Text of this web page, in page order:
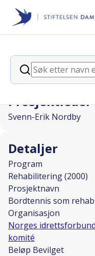
Stiftelsen Dam
Søk
back
Bordtennis
Prosjektleder
Svenn-Erik Nordby
Detaljer
Program
Rehabilitering (2000)
Prosjektnavn
Bordtennis som
Organisasjon
Norges
komité
Beløp Bevilget